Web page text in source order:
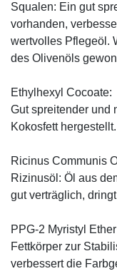
Squalen: Ein gut
vorhanden,
wertvolles Pflegeöl.
des Olivenöls
Ethylhexyl Cocoate:
Gut spreitender und
Kokosfett hergestellt.
Ricinus Communis
Rizinusöl: Öl aus
gut verträglich,
PPG-2 Myristyl
Fettkörper zur
verbessert die